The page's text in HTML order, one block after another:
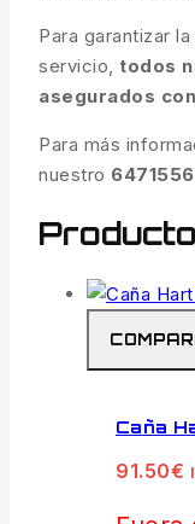
Para garantizar
servicio, todos
asegurados
Para más
nuestro
Caña
91.50€